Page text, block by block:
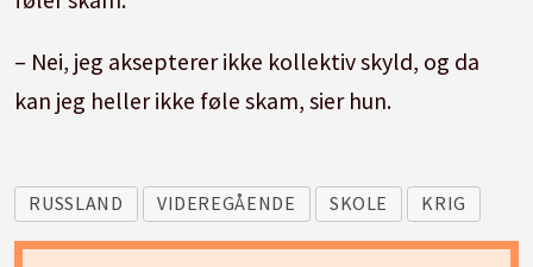
– Nei, jeg aksepterer ikke kollektiv skyld, og da
kan jeg heller ikke føle skam, sier hun.
RUSSLAND VIDEREGÅENDE SKOLE KRIG